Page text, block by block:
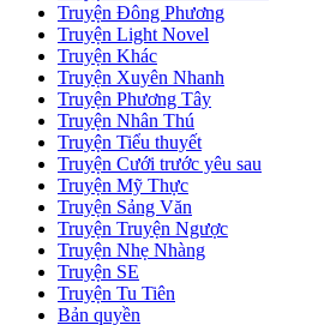
Truyện Đông Phương
Truyện Light Novel
Truyện Khác
Truyện Xuyên Nhanh
Truyện Phương Tây
Truyện Nhân Thú
Truyện Tiểu thuyết
Truyện Cưới trước yêu sau
Truyện Mỹ Thực
Truyện Sảng Văn
Truyện Truyện Ngược
Truyện Nhẹ Nhàng
Truyện SE
Truyện Tu Tiên
Bản quyền